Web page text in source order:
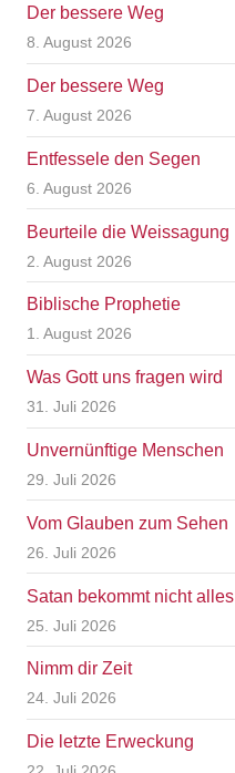
Der bessere Weg
8. August 2026
Der bessere Weg
7. August 2026
Entfessele den Segen
6. August 2026
Beurteile die Weissagung
2. August 2026
Biblische Prophetie
1. August 2026
Was Gott uns fragen wird
31. Juli 2026
Unvernünftige Menschen
29. Juli 2026
Vom Glauben zum Sehen
26. Juli 2026
Satan bekommt nicht alles
25. Juli 2026
Nimm dir Zeit
24. Juli 2026
Die letzte Erweckung